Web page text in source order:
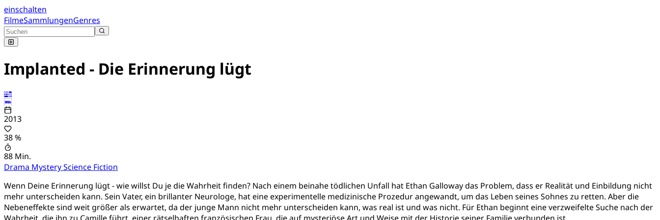
einschalten
FilmeSammlungenGenres
Implanted - Die Erinnerung lügt
2013
38 %
88 Min.
Drama MysteryScience Fiction
Wenn Deine Erinnerung lügt - wie willst Du je die Wahrheit finden? Nach einem beinahe tödlichen Unfall hat Ethan Galloway das Problem, dass er Realität und Einbildung nicht
mehr unterscheiden kann. Sein Vater, ein brillanter Neurologe, hat eine experimentelle medizinische Prozedur angewandt, um das Leben seines Sohnes zu retten. Aber die
Nebeneffekte sind weit größer als erwartet, da der junge Mann nicht mehr unterscheiden kann, was real ist und was nicht. Für Ethan beginnt eine verzweifelte Suche nach der